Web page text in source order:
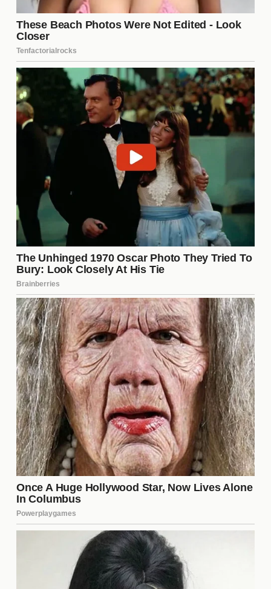
Durante el transcurso del combate, hubo varios
momentos que marcaron la diferencia. Algunos de
los más destacados incluyeron:
El primer golpe significativo de Davis que hizo
tambalear a Garcia.
Una serie de combinaciones rápidas de Garcia
que mostraron su habilidad.
El golpe final que llevó a la victoria de Davis.
Estos instantes no solo fueron cruciales para el
resultado, sino que también demostraron la
habilidad y determinación de ambos boxeadores,
creando un espectáculo inolvidable para los
aficionados.
La Importancia del Apoyo del
Público
El apoyo del público desempeñó un papel
fundamental en la atmósfera del combate. Los
gritos y vítores de los fanáticos no solo motivaron a
los boxeadores, sino que también crearon un
ambiente de emoción palpable. La energía del
público fue un factor que impulsó a ambos atletas a
dar lo mejor de sí, reflejando la conexión entre los
peleadores y sus seguidores. Este tipo de respaldo
es esencial en el boxeo, ya que puede influir en el
rendimiento de los deportistas.
Lecciones Aprendidas para el
Futuro
Ambos boxeadores salieron del ring con
importantes lecciones. Para Davis, la victoria
reafirmó su enfoque en la estrategia y la paciencia,
mientras que Garcia, a pesar de la derrota, ganó